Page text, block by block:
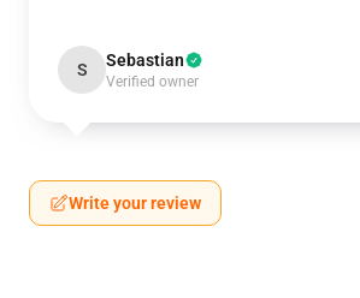
S Sebastian
Verified owner
Write your review